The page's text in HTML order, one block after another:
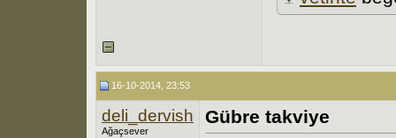
16-10-2014, 23:53
deli_dervish
Ağaçsever
Gübre takviye